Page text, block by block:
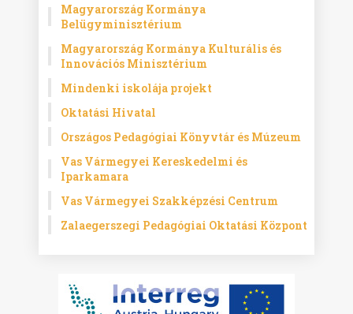
Magyarország Kormánya
Belügyminisztérium
Magyarország Kormánya Kulturális és
Innovációs Minisztérium
Mindenki iskolája projekt
Oktatási Hivatal
Országos Pedagógiai Könyvtár és Múzeum
Vas Vármegyei Kereskedelmi és
Iparkamara
Vas Vármegyei Szakképzési Centrum
Zalaegerszegi Pedagógiai Oktatási Központ